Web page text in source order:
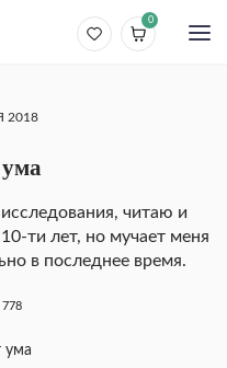
0
2018
ума
читаю и
ти лет, но мучает меня
в последнее время.
778